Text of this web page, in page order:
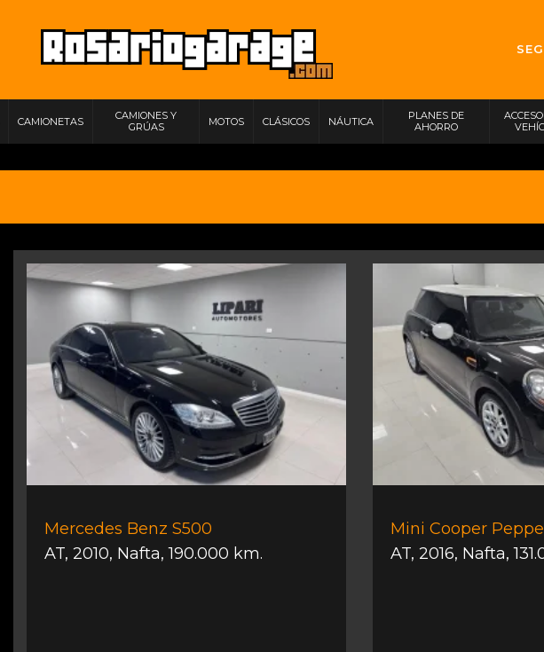
CAMIONETAS
CAMIONES Y
GRÚAS
MOTOS CLÁSICOS NÁUTICA
PLANES DE
AHORRO
Mercedes Benz S500
AT, 2010, Nafta,190.000 km.
Mini Cooper
AT, 2016, Nafta,